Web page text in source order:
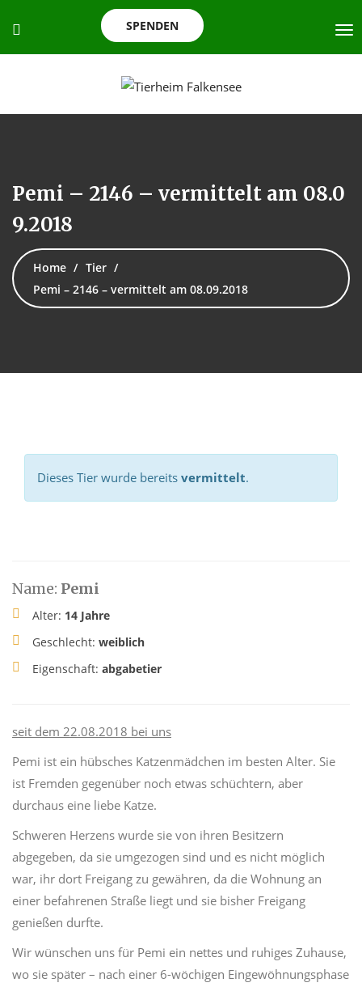
SPENDEN
Pemi – 2146 – vermittelt am 08.0
9.2018
Home
Tier
Pemi – 2146 – vermittelt am 08.09.2018
Dieses Tier wurde bereits vermittelt.
Name: Pemi
Alter: 14 Jahre
Geschlecht: weiblich
Eigenschaft: abgabetier
seit dem 22.08.2018 bei uns
Pemi ist ein hübsches Katzenmädchen im besten Alter. Sie
ist Fremden gegenüber noch etwas schüchtern, aber
durchaus eine liebe Katze.
Schweren Herzens wurde sie von ihren Besitzern
abgegeben, da sie umgezogen sind und es nicht möglich
war, ihr dort Freigang zu gewähren, da die Wohnung an
einer befahrenen Straße liegt und sie bisher Freigang
genießen durfte.
Wir wünschen uns für Pemi ein nettes und ruhiges Zuhause,
wo sie später – nach einer 6-wöchigen Eingewöhnungsphase